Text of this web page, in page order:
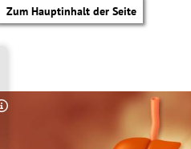
Zum Hauptinhalt der Seite
Copyright-Hinweis öffnen/schließen